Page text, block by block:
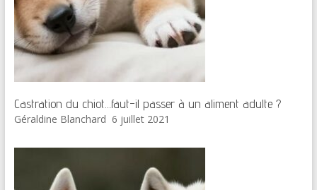
Castration du chiot…faut-il passer à un aliment adulte ?
Géraldine Blanchard 6 juillet 2021